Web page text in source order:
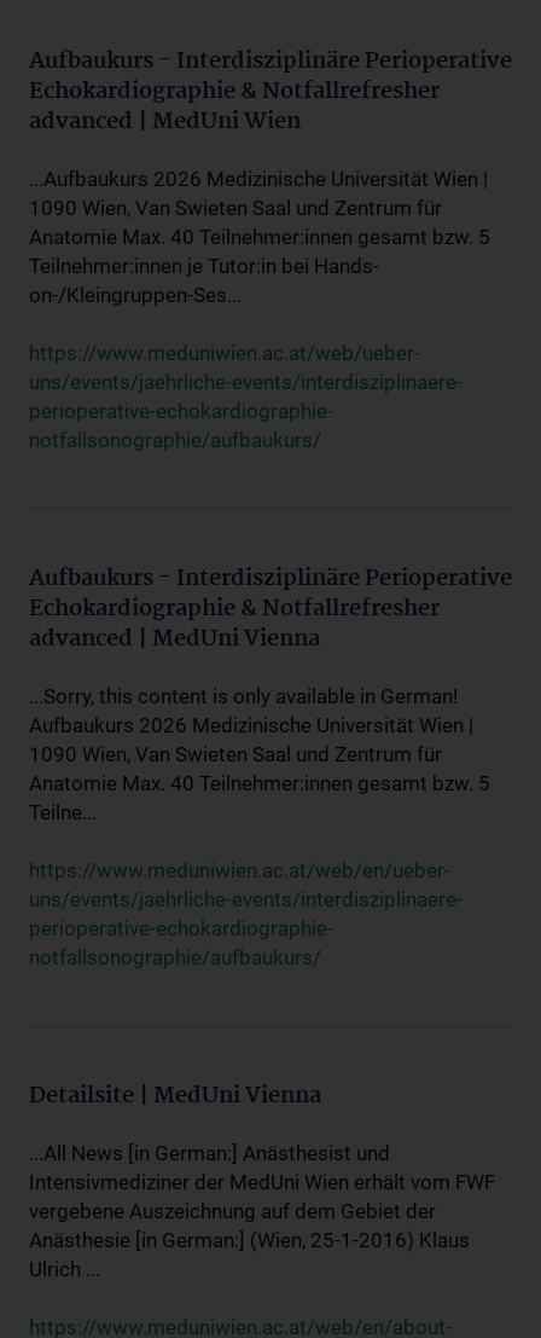
Aufbaukurs - Interdisziplinäre Perioperative
Echokardiographie & Notfallrefresher
advanced | MedUni Wien
...Aufbaukurs 2026 Medizinische Universität Wien |
1090 Wien, Van Swieten Saal und Zentrum für
Anatomie Max. 40 Teilnehmer:innen gesamt bzw. 5
Teilnehmer:innen je Tutor:in bei Hands-
on-/Kleingruppen-Ses...
https://www.meduniwien.ac.at/web/ueber-
uns/events/jaehrliche-events/interdisziplinaere-
perioperative-echokardiographie-
notfallsonographie/aufbaukurs/
Aufbaukurs - Interdisziplinäre Perioperative
Echokardiographie & Notfallrefresher
advanced | MedUni Vienna
...Sorry, this content is only available in German!
Aufbaukurs 2026 Medizinische Universität Wien |
1090 Wien, Van Swieten Saal und Zentrum für
Anatomie Max. 40 Teilnehmer:innen gesamt bzw. 5
Teilne...
https://www.meduniwien.ac.at/web/en/ueber-
uns/events/jaehrliche-events/interdisziplinaere-
perioperative-echokardiographie-
notfallsonographie/aufbaukurs/
Detailsite | MedUni Vienna
...All News [in German:] Anästhesist und
Intensivmediziner der MedUni Wien erhält vom FWF
vergebene Auszeichnung auf dem Gebiet der
Anästhesie [in German:] (Wien, 25-1-2016) Klaus
Ulrich ...
https://www.meduniwien.ac.at/web/en/about-